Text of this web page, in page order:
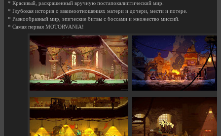
* Красивый, раскрашенный вручную постапокалиптический мир.
* Глубокая история о взаимоотношениях матери и дочери, мести и потере.
* Разнообразный мир, эпические битвы с боссами и множество миссий.
* Самая первая MOTORVANIA!